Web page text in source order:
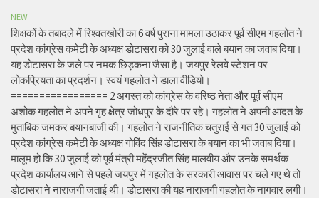
NEW
शिक्षकों के तबादले में रिश्वतखोरी का 6 वर्ष पुराना मामला उठाकर पूर्व सीएम गहलोत ने
प्रदेश कांग्रेस कमेटी के अध्यक्ष डोटासरा को 30 जुलाई वाले बयान का जवाब दिया।
यह डोटासरा के जले पर नमक छिड़कना जैसा है। जयपुर रेलवे स्टेशन पर
लोकप्रियता का प्रदर्शन। स्वयं गहलोत ने डाला वीडियो।
================= 2 अगस्त को कांग्रेस के वरिष्ठ नेता और पूर्व सीएम
अशोक गहलोत ने अपने गृह क्षेत्र जोधपुर के दौरे पर रहे। गहलोत ने अपनी आदत के
मुताबिक जमकर बयानबाजी की। गहलोत ने राजनीतिक चतुराई से गत 30 जुलाई को
प्रदेश कांग्रेस कमेटी के अध्यक्ष गोविंद सिंह डोटासरा के बयान का भी जवाब दिया।
मालूम हो कि 30 जुलाई को पूर्व मंत्री महेंद्रजीत सिंह मालवीय और उनके समर्थक
प्रदेश कार्यालय आने से पहले जयपुर में गहलोत के सरकारी आवास पर चले गए थे तो
डोटासरा ने नाराजगी जताई थी। डोटासरा की यह नाराजगी गहलोत के नागवार लगी।